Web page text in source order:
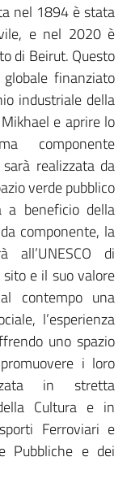
nel 1894 è stata
e nel 2020 è
di Beirut. Questo
finanziato
industriale della
e aprire lo
componente
realizzata da
verde pubblico
a beneficio della
componente, la
all’UNESCO di
e il suo valore
contempo una
l’esperienza
uno spazio
i loro
in stretta
Cultura e in
Ferroviari e
Pubbliche e dei